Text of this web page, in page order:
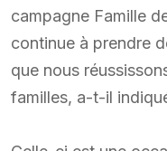
campagne Famille
continue à prendre
que nous
familles, a-t-il